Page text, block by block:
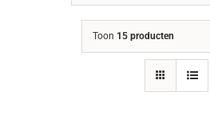
Toon 15 producten